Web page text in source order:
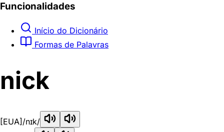
Funcionalidades
Início do Dicionário
Formas de Palavras
nick
[EUA] /nɪk/